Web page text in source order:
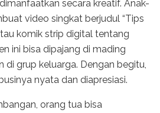
secara kreatif. Anak-
video singkat berjudul “Tips
komik strip digital tentang
ini bisa dipajang di mading
di grup keluarga. Dengan begitu,
nyata dan diapresiasi.
orang tua bisa